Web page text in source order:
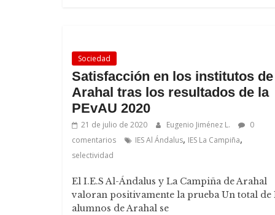
Sociedad
Satisfacción en los institutos de
Arahal tras los resultados de la
PEvAU 2020
21 de julio de 2020 Eugenio Jiménez L.
0
comentarios
IES Al Ándalus, IES La Campiña,
selectividad
El I.E.S Al-Ándalus y La Campiña de Arahal
valoran positivamente la prueba Un total de
alumnos de Arahal se